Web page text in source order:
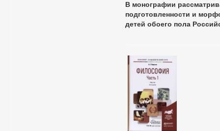
В монографии
подготовленности и
детей обоего пола